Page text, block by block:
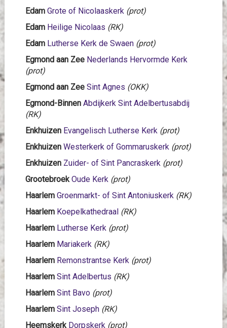
Edam Grote of Nicolaaskerk (prot)
Edam Heilige Nicolaas (RK)
Edam Lutherse Kerk de Swaen (prot)
Egmond aan Zee Nederlands Hervormde Kerk
(prot)
Egmond aan Zee Sint Agnes (OKK)
Egmond-Binnen Abdijkerk Sint Adelbertusabdij
(RK)
Enkhuizen Evangelisch Lutherse Kerk (prot)
Enkhuizen Westerkerk of Gommaruskerk (prot)
Enkhuizen Zuider- of Sint Pancraskerk (prot)
Grootebroek Oude Kerk (prot)
Haarlem Groenmarkt- of Sint Antoniuskerk (RK)
Haarlem Koepelkathedraal (RK)
Haarlem Lutherse Kerk (prot)
Haarlem Mariakerk (RK)
Haarlem Remonstrantse Kerk (prot)
Haarlem Sint Adelbertus (RK)
Haarlem Sint Bavo (prot)
Haarlem Sint Joseph (RK)
Heemskerk Dorpskerk(prot)